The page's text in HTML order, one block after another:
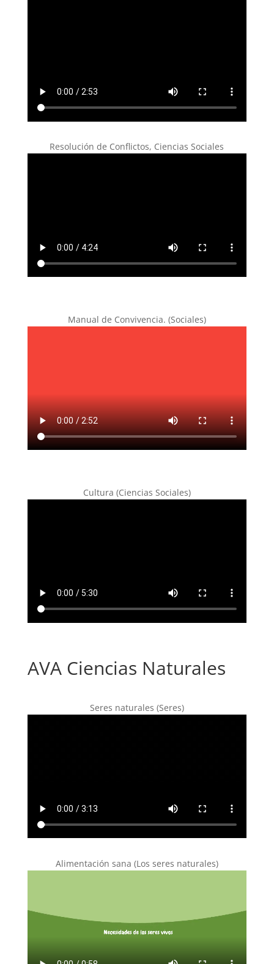
Resolución de Conflictos, Ciencias Sociales
Manual de Convivencia. (Sociales)
Cultura (Ciencias Sociales)
AVA Ciencias Naturales
Seres naturales (Seres)
Alimentación sana (Los seres naturales)